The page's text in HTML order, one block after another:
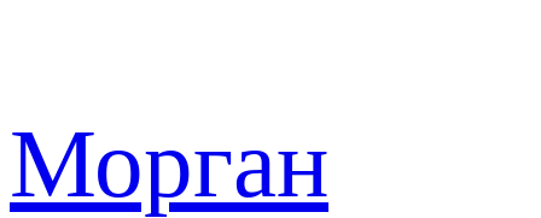
Морган